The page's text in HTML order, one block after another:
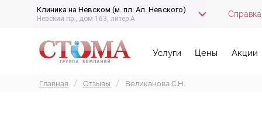
Клиника на Невском (м. пл. Ал. Невского)
Невский пр., дом 163, литер А Справка
Услуги Цены Акции
Главная Отзывы Великанова С.Н.